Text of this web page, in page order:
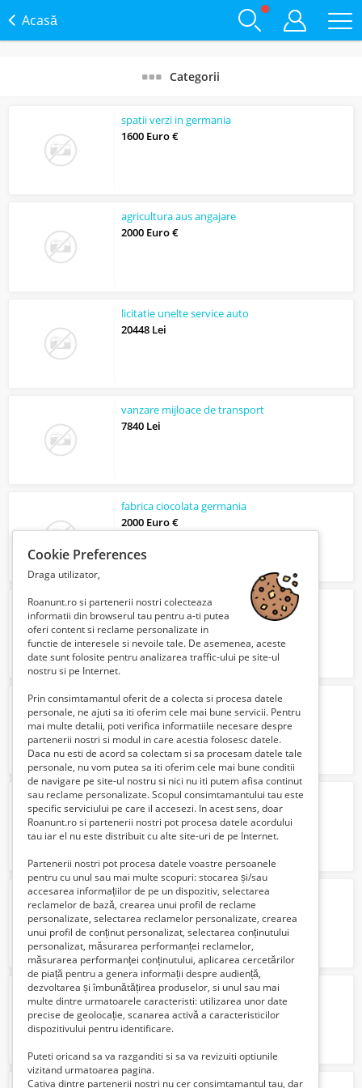
Acasă
Categorii
spatii verzi in germania
1600 Euro €
agricultura aus angajare
2000 Euro €
licitatie unelte service auto
20448 Lei
vanzare mijloace de transport
7840 Lei
fabrica ciocolata germania
2000 Euro €
Ingrijire batrani mobili
1300 Euro €
Vândurgentteren
15 Euro €
Tubulatori navali
13 Euro €
fabricA bere germania
1600 Lei
necalificati germania urgent
Verifica cu vanzatorul
Cookie Preferences
Draga utilizator,
Roanunt.ro si partenerii nostri colecteaza
informatii din browserul tau pentru a-ti putea
oferi content si reclame personalizate in
functie de interesele si nevoile tale. De asemenea, aceste
date sunt folosite pentru analizarea traffic-ului pe site-ul
nostru si pe Internet.
Prin consimtamantul oferit de a colecta si procesa datele
personale, ne ajuti sa iti oferim cele mai bune servicii. Pentru
mai multe detalii, poti verifica informatiile necesare despre
partenerii nostri si modul in care acestia folosesc datele.
Daca nu esti de acord sa colectam si sa procesam datele tale
personale, nu vom putea sa iti oferim cele mai bune conditii
de navigare pe site-ul nostru si nici nu iti putem afisa continut
sau reclame personalizate. Scopul consimtamantului tau este
specific serviciului pe care il accesezi. In acest sens, doar
Roanunt.ro si partenerii nostri pot procesa datele acordului
tau iar el nu este distribuit cu alte site-uri de pe Internet.
Partenerii nostri pot procesa datele voastre persoanele
pentru cu unul sau mai multe scopuri: stocarea și/sau
accesarea informațiilor de pe un dispozitiv, selectarea
reclamelor de bază, crearea unui profil de reclame
personalizate, selectarea reclamelor personalizate, crearea
unui profil de conținut personalizat, selectarea conținutului
personalizat, măsurarea performanței reclamelor,
măsurarea performanței conținutului, aplicarea cercetărilor
de piață pentru a genera informații despre audiență,
dezvoltarea și îmbunătățirea produselor, si unul sau mai
multe dintre urmatoarele caracteristi: utilizarea unor date
precise de geolocație, scanarea activă a caracteristicilor
dispozitivului pentru identificare.
Puteti oricand sa va razganditi si sa va revizuiti optiunile
vizitand urmatoarea pagina.
Cativa dintre partenerii nostri nu cer consimtamantul tau, dar